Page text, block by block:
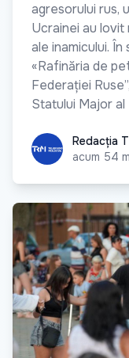
agresorului rus,
Ucrainei au
ale inamicului.
«Rafinăria de
Federației
Statului Major
Redacția TRM
Redacția
acum 54